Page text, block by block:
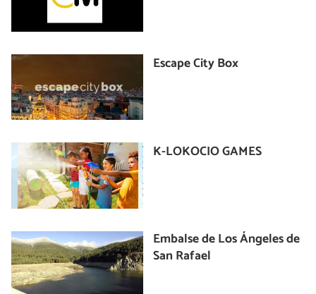
Escape City Box
K-LOKOCIO GAMES
Embalse de Los Ángeles de
San Rafael